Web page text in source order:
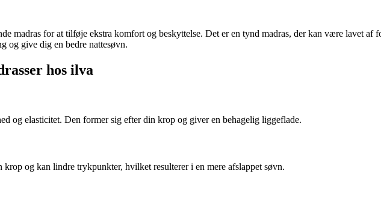
madras for at tilføje ekstra komfort og beskyttelse. Det er en tynd madras, der kan være lavet
og give dig en bedre nattesøvn.
hos ilva
og elasticitet. Den former sig efter din krop og giver en behagelig liggeflade.
krop og kan lindre trykpunkter, hvilket resulterer i en mere afslappet søvn.